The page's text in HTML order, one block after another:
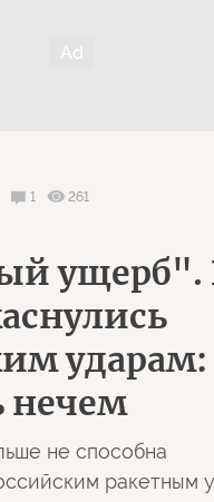
1
261
ущерб".
ударам:
нечем
не способна
ракетным